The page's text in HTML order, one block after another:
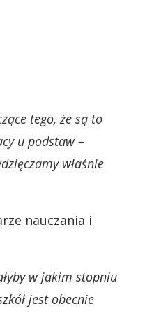
tego, że są to
u podstaw –
właśnie
nauczania i
w jakim stopniu
jest obecnie